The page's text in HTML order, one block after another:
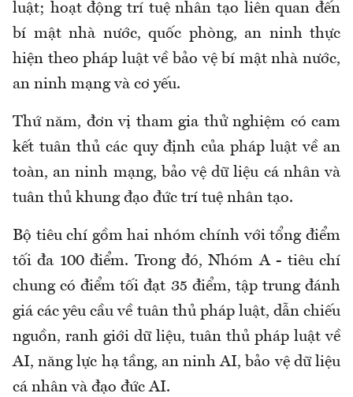
luật; hoạt động trí tuệ nhân tạo liên quan đến
bí mật nhà nước, quốc phòng, an ninh thực
hiện theo pháp luật về bảo vệ bí mật nhà nước,
an ninh mạng và cơ yếu.
Thứ năm, đơn vị tham gia thử nghiệm có cam
kết tuân thủ các quy định của pháp luật về an
toàn, an ninh mạng, bảo vệ dữ liệu cá nhân và
tuân thủ khung đạo đức trí tuệ nhân tạo.
Bộ tiêu chí gồm hai nhóm chính với tổng điểm
tối đa 100 điểm. Trong đó, Nhóm A - tiêu chí
chung có điểm tối đạt 35 điểm, tập trung đánh
giá các yêu cầu về tuân thủ pháp luật, dẫn chiếu
nguồn, ranh giới dữ liệu, tuân thủ pháp luật về
AI, năng lực hạ tầng, an ninh AI, bảo vệ dữ liệu
cá nhân và đạo đức AI.